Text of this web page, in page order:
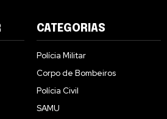
CATEGORIAS
Polícia Militar
Corpo de Bombeiros
Polícia Civil
SAMU